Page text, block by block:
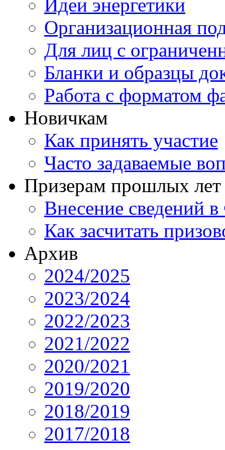
Идеи энергетики
Организационная
Для лиц с
Бланки и образцы
Работа с форматом
Новичкам
Как принять участие
Часто задаваемые
Призерам прошлых лет
Внесение
Как засчитать
Архив
2024/2025
2023/2024
2022/2023
2021/2022
2020/2021
2019/2020
2018/2019
2017/2018